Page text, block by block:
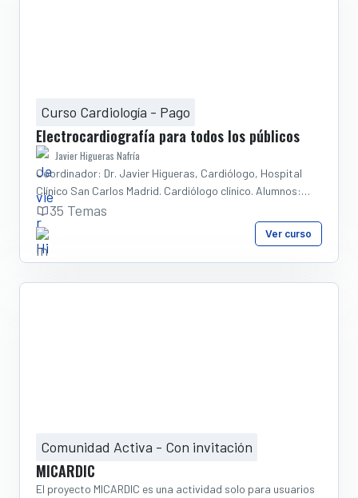
escenarios asistenciales. CON EL APOYO DE:
Curso Cardiología - Pago
Electrocardiografía para todos los públicos
Javier Higueras Nafría
Coordinador: Dr. Javier Higueras, Cardiólogo, Hospital
Clínico San Carlos Madrid. Cardiólogo clínico. Alumnos:
Profesionales sanitarios.
35 Temas
Ver curso
Comunidad Activa - Con invitación
MICARDIC
El proyecto MICARDIC es una actividad solo para usuarios